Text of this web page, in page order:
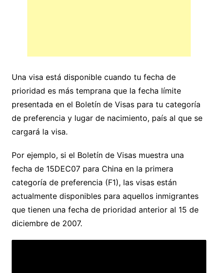
Una visa está disponible cuando tu fecha de
prioridad es más temprana que la fecha límite
presentada en el Boletín de Visas para tu categoría
de preferencia y lugar de nacimiento, país al que se
cargará la visa.
Por ejemplo, si el Boletín de Visas muestra una
fecha de 15DEC07 para China en la primera
categoría de preferencia (F1), las visas están
actualmente disponibles para aquellos inmigrantes
que tienen una fecha de prioridad anterior al 15 de
diciembre de 2007.